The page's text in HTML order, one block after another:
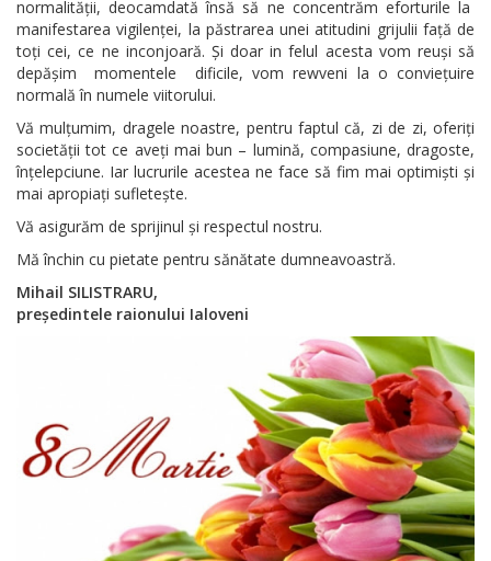
normalității, deocamdată însă să ne concentrăm eforturile la
manifestarea vigilenței, la păstrarea unei atitudini grijulii față de
toți cei, ce ne inconjoară. Și doar in felul acesta vom reuși să
depășim momentele dificile, vom rewveni la o conviețuire
normală în numele viitorului.
Vă mulțumim, dragele noastre, pentru faptul că, zi de zi, oferiți
societății tot ce aveți mai bun – lumină, compasiune, dragoste,
înțelepciune. Iar lucrurile acestea ne face să fim mai optimiști și
mai apropiați sufletește.
Vă asigurăm de sprijinul și respectul nostru.
Mă închin cu pietate pentru sănătate dumneavoastră.
Mihail SILISTRARU,
președintele raionului Ialoveni